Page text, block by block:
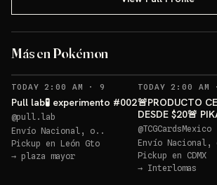
Más en Pokémon
TODAY 2:00 AM ·9 RECORDATORIOS
Pull lab🧪 experimento #002
@pull.lab
Envío Nacional, o..
Pickup en León Gto
→ plaza mayor
TODAY 2:00 AM
🚨PRODUCTO
DESDE $20🚨
10 GRATIS
@TCGCardsMexico
Envío Nacional,
Pickup en CDMX
→ Interlomas